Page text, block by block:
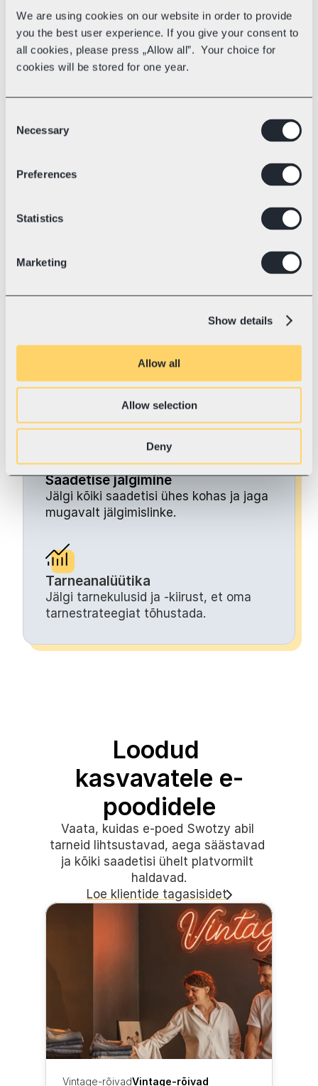
We are using cookies on our website in order to provide
you the best user experience. If you give your consent to
all cookies, please press „Allow all”. Your choice for
cookies will be stored for one year.
Selection
Necessary
Preferences
Statistics
Marketing
Show details
Allow all
Allow selection
Deny
Tarnekulude arvutamine
Võrdle tarneviise, et leida kiireim
Telli ja halda kullerkorjeid mugavalt
Tarneautomaatika
import, sildiandmete loomine ja
Pakisiltide haldamine
hulgimüügis kõigi vedajate jaoks.
Saadetise jälgimine
Jälgi kõiki saadetisi ühes kohas ja jaga
mugavalt jälgimislinke.
Tarneanalüütika
Jälgi tarnekulusid ja -kiirust, et oma
tarnestrateegiat tõhustada.
Loodud
kasvavatele e-
poodidele
Vaata, kuidas e-poed Swotzy abil
tarneid lihtsustavad, aega säästavad
ja kõiki saadetisi ühelt platvormilt
haldavad.
Loe klientide tagasisidet
Vintage-rõivadVintage-rõivad